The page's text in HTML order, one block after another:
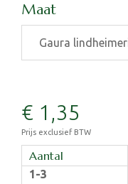
Maat
€ 1 ,35
Prijs exclusief BTW
Aantal
1-3